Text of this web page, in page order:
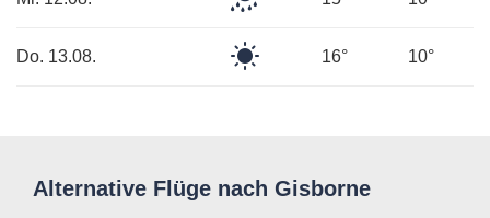
Do. 13.08. 16° 10°
Alternative Flüge nach Gisborne